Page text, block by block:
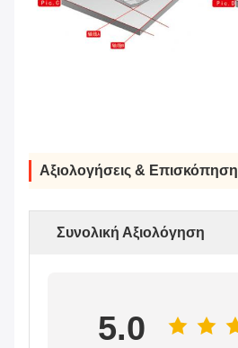
Αξιολογήσεις & Επισκόπηση
Συνολική Αξιολόγηση
5.0